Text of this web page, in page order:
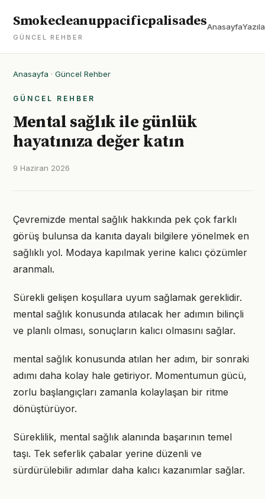
Smokecleanuppacificpalisades
GÜNCEL REHBER
Anasayfa
Anasayfa · Güncel Rehber
GÜNCEL REHBER
Mental sağlık ile günlük
hayatınıza değer katın
9 Haziran 2026
Çevremizde mental sağlık hakkında pek çok farklı
görüş bulunsa da kanıta dayalı bilgilere yönelmek en
sağlıklı yol. Modaya kapılmak yerine kalıcı çözümler
aranmalı.
Sürekli gelişen koşullara uyum sağlamak gereklidir.
mental sağlık konusunda atılacak her adımın bilinçli
ve planlı olması, sonuçların kalıcı olmasını sağlar.
mental sağlık konusunda atılan her adım, bir sonraki
adımı daha kolay hale getiriyor. Momentumun gücü,
zorlu başlangıçları zamanla kolaylaşan bir ritme
dönüştürüyor.
Süreklilik, mental sağlık alanında başarının temel
taşı. Tek seferlik çabalar yerine düzenli ve
sürdürülebilir adımlar daha kalıcı kazanımlar sağlar.